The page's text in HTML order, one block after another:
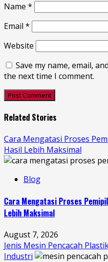
Name *
Email *
Website
Save my name, email,
the next time I comment.
Related Stories
Cara Mengatasi Proses
Hasil Lebih Maksimal
Blog
Cara Mengatasi Proses
Lebih Maksimal
August 7, 2026
Jenis Mesin Pencacah
Industri